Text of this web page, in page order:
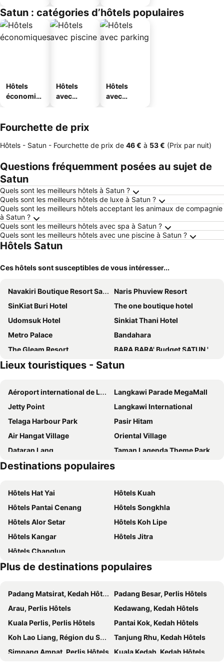
s
Satun : catégories d’hôtels populaires
Hôtels
économiq
Hôtels
avec
Hôtels
avec
Fourchette de prix
Hôtels - Satun - Fourchette de prix de ‎46 € à ‎53 € (Prix par nuit)
Questions fréquemment posées au sujet de
Satun
Quels sont les meilleurs hôtels à Satun ?
Quels sont les meilleurs hôtels de luxe à Satun ?
Quels sont les meilleurs hôtels acceptant les animaux de compagnie
à Satun ?
Quels sont les meilleurs hôtels avec spa à Satun ?
Quels sont les meilleurs hôtels avec une piscine à Satun ?
Hôtels Satun
Ces hôtels sont susceptibles de vous intéresser...
Navakiri Boutique Resort Satun
Naris Phuview Resort
SinKiat Buri Hotel
The one boutique hotel
Udomsuk Hotel
Sinkiat Thani Hotel
Metro Palace
Bandahara
The Gleam Resort
BARA BARA' Budget SATUN 'SHA Plus'
INN BLOG HOTEL Pakbara
The Coco Grand Chalet
The White House Pakbara
Aqua Soul de Pakbara
Lipe Inn
Marina Resort
Dahla The Resort
Krajomsai Resort เจ้าของมุสลิมห้ามดื่มแอลกอฮอล์
Satun Le Grand - โรงแรม สตูล เลอแกรนด์
Miami Seaview
บีฮายฮิลล์ รีสอร์ต
The Private Pool Villa @Satun
Suanson Boutique
Happy House
44Kohsaraihomestay
The Bliss Luxury Pool Villa
Serene Resort Lipe
Meesuk
Varin Village
Amantra Resort Satun
Panya Villa Satun
Maidok Homestay 03
Lieux touristiques - Satun
Aéroport international de Langkawi
Langkawi Parade MegaMall
Jetty Point
Langkawi International
Telaga Harbour Park
Pasir Hitam
Air Hangat Village
Oriental Village
Dataran Lang
Taman Lagenda Theme Park
Makam Mahsuri
Langkawi Wildlife Park
Destinations populaires
Hôtels Hat Yai
Hôtels Kuah
Hôtels Pantai Cenang
Hôtels Songkhla
Hôtels Alor Setar
Hôtels Koh Lipe
Hôtels Kangar
Hôtels Jitra
Hôtels Changlun
Plus de destinations populaires
Padang Matsirat, Kedah Hôtels
Padang Besar, Perlis Hôtels
Arau, Perlis Hôtels
Kedawang, Kedah Hôtels
Kuala Perlis, Perlis Hôtels
Pantai Kok, Kedah Hôtels
Koh Lao Liang, Région du Sud Hôtels
Tanjung Rhu, Kedah Hôtels
Simpang Ampat, Perlis Hôtels Kuala Kedah, Kedah Hôtels